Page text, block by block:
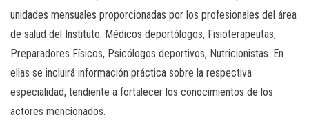
unidades mensuales proporcionadas por los profesionales del área
de salud del Instituto: Médicos deportólogos, Fisioterapeutas,
Preparadores Físicos, Psicólogos deportivos, Nutricionistas. En
ellas se incluirá información práctica sobre la respectiva
especialidad, tendiente a fortalecer los conocimientos de los
actores mencionados.